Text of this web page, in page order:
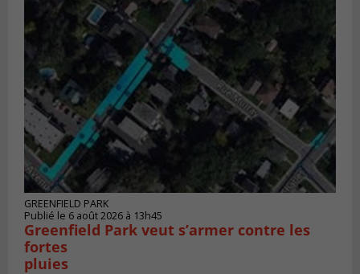
GREENFIELD PARK
Publié le 6 août 2026 à 13h45
Greenfield Park veut s’armer contre les
fortes
pluies